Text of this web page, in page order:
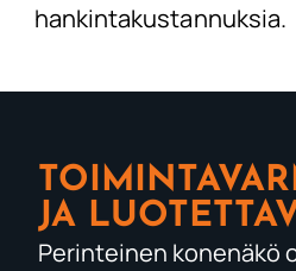
hankintakustannuksia.
JA
Perinteinen konenäkö